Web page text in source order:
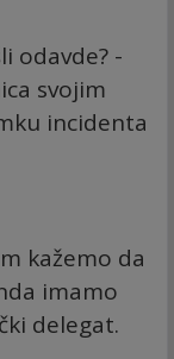
odavde? -
svojim
incidenta
kažemo da
imamo
delegat.